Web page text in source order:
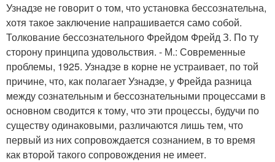
Узнадзе не говорит о том, что установка бессознательна,
хотя такое заключение напрашивается само собой.
Толкование бессознательного Фрейдом Фрейд З. По ту
сторону принципа удовольствия. - М.: Современные
проблемы, 1925. Узнадзе в корне не устраивает, по той
причине, что, как полагает Узнадзе, у Фрейда разница
между сознательным и бессознательными процессами в
основном сводится к тому, что эти процессы, будучи по
существу одинаковыми, различаются лишь тем, что
первый из них сопровождается сознанием, в то время
как второй такого сопровождения не имеет.